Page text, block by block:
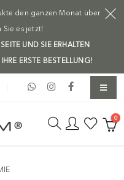
den ganzen Monat über
Sie es jetzt!
UND SIE ERHALTEN
ERSTE BESTELLUNG!
0